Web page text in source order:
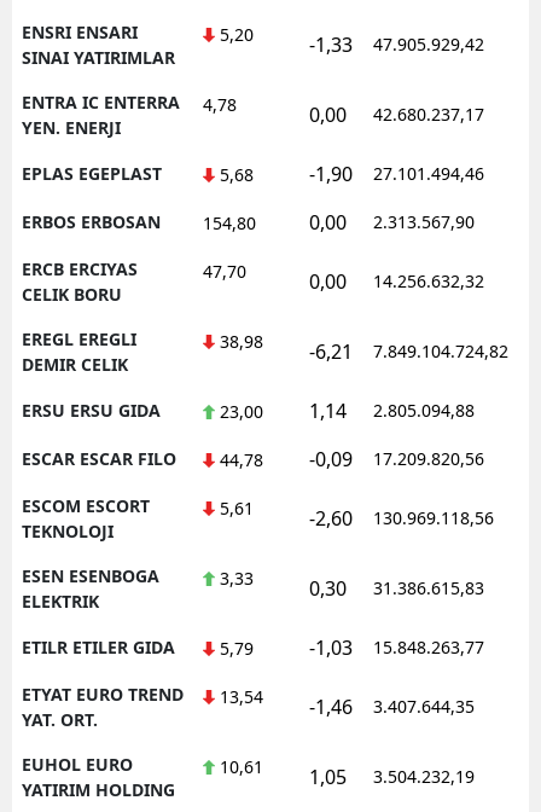
ENSRI ENSARI
SINAI YATIRIMLAR
5,20 -1,33 47.905.929,42
ENTRA IC ENTERRA
YEN. ENERJI
4,78 0,00 42.680.237,17
EPLAS EGEPLAST 5,68 -1,90 27.101.494,46
ERBOS ERBOSAN 154,80 0,00 2.313.567,90
ERCB ERCIYAS
CELIK BORU
47,70 0,00 14.256.632,32
EREGL EREGLI
DEMIR CELIK
38,98 -6,21 7.849.104.724,82
ERSU ERSU GIDA 23,00 1,14 2.805.094,88
ESCAR ESCAR FILO 44,78 -0,09 17.209.820,56
ESCOM ESCORT
TEKNOLOJI
5,61 -2,60 130.969.118,56
ESEN ESENBOGA
ELEKTRIK
3,33 0,30 31.386.615,83
ETILR ETILER GIDA 5,79 -1,03 15.848.263,77
ETYAT EURO TREND
YAT. ORT.
13,54 -1,46 3.407.644,35
EUHOL EURO
YATIRIM HOLDING
10,61 1,05 3.504.232,19